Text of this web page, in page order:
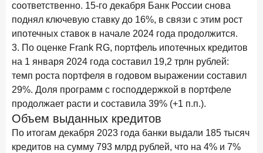
24,9лет
-0,74
год к году
Frank Data. Ипотека Поделиться
24 апреля 2026 года
Ипотека. Итоги работы крупнейших ипотечных банков
в марте 2026 года
15 апреля 2026 года ИССЛЕДОВАНИЕ
Рынок подписок 2026: от гонки за объёмами к битве за
соответственно. 15-го декабря Банк России снова
поднял ключевую ставку до 16%, в связи с этим рост
ипотечных ставок в начале 2024 года продолжится.
3. По оценке Frank RG, портфель ипотечных кредитов
на 1 января 2024 года составил 19,2 трлн рублей:
темп роста портфеля в годовом выражении составил
29%. Доля программ с господдержкой в портфеле
продолжает расти и составила 39% (+1 п.п.).
Объем выданных кредитов
По итогам декабря 2023 года банки выдали 185 тысяч
кредитов на сумму 793 млрд рублей, что на 4% и 7%